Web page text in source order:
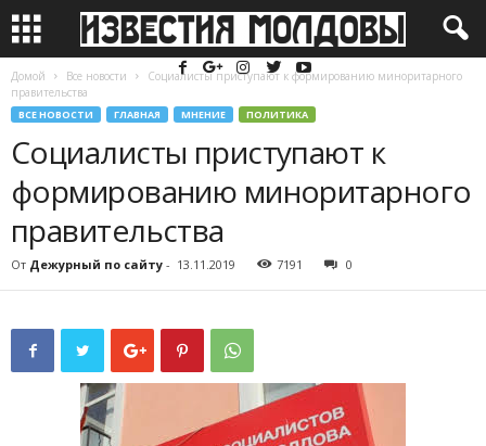
Домой Все новости
Социалисты приступают к формированию миноритарного
правительства
ВСЕ НОВОСТИ ГЛАВНАЯ МНЕНИЕ ПОЛИТИКА
Социалисты приступают к
формированию миноритарного
правительства
От Дежурный по сайту - 13.11.2019 7191 0